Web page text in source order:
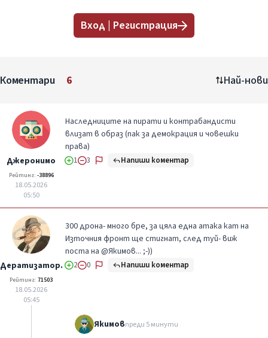
Вход | Регистрация
Коментари 6 Най-нови
Джеронимо
Рейтинг: -38896
18.05.2026
05:50
Наследниците на пирати и контрабандисти
влизат в образ (пак за демокрация и човешки
права)
1 3 Напиши коментар
Дератизатор.
Рейтинг: 71503
18.05.2026
05:45
300 дрона- много бре, за цяла една атака кат на
Източния фронт ще стигнат, след туй- виж
поста на @Якимов... ;-))
2 0 Напиши коментар
Якимовпреди 5 минути